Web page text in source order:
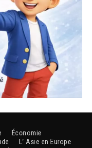
Économie
L’ Asie en Europe